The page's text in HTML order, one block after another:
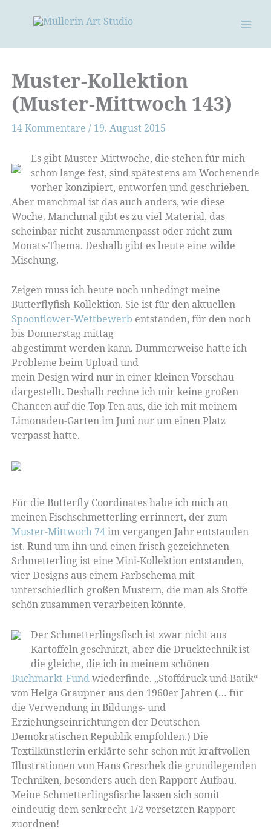
Muster-Kollektion
(Muster-Mittwoch 143)
14 Kommentare / 19. August 2015
Es gibt Muster-Mittwoche, die stehen für mich
schon lange fest, sind spätestens am Wochenende
vorher konzipiert, entworfen und geschrieben.
Aber manchmal ist das auch anders, wie diese
Woche. Manchmal gibt es zu viel Material, das
scheinbar nicht zusammenpasst oder nicht zum
Monats-Thema. Deshalb gibt es heute eine wilde
Mischung.
Zeigen muss ich heute noch unbedingt meine
Butterflyfish-Kollektion. Sie ist für den aktuellen
Spoonflower-Wettbewerb entstanden, für den noch
bis Donnerstag mittag
abgestimmt werden kann. Dummerweise hatte ich
Probleme beim Upload und
mein Design wird nur in einer kleinen Vorschau
dargestellt. Deshalb rechne ich mir keine großen
Chancen auf die Top Ten aus, die ich mit meinem
Limonaden-Garten im Juni nur um einen Platz
verpasst hatte.
Für die Butterfly Coordinates habe ich mich an
meinen Fischschmetterling errinnert, der zum
Muster-Mittwoch 74im vergangen Jahr entstanden
ist. Rund um ihn und einen frisch gezeichneten
Schmetterling ist eine Mini-Kollektion entstanden,
vier Designs aus einem Farbschema mit
unterschiedlich großen Mustern, die man als Stoffe
schön zusammen verarbeiten könnte.
Der Schmetterlingsfisch ist zwar nicht aus
Kartoffeln geschnitzt, aber die Drucktechnik ist
die gleiche, die ich in meinem schönen
Buchmarkt-Fundwiederfinde. „Stoffdruck und Batik“
von Helga Graupner aus den 1960er Jahren (… für
die Verwendung in Bildungs- und
Erziehungseinrichtungen der Deutschen
Demokratischen Republik empfohlen.) Die
Textilkünstlerin erklärte sehr schon mit kraftvollen
Illustrationen von Hans Greschek die grundlegenden
Techniken, besonders auch den Rapport-Aufbau.
Meine Schmetterlingsfische lassen sich somit
eindeutig dem senkrecht 1/2 versetzten Rapport
zuordnen!